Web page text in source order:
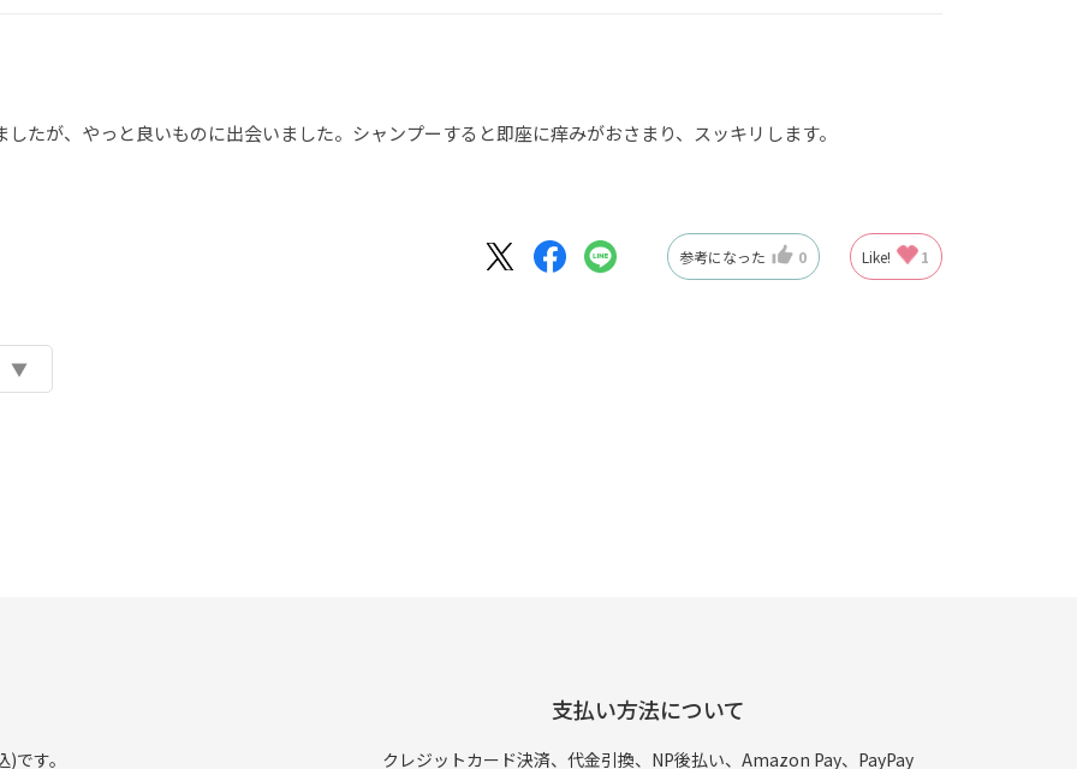
たが、やっと良いものに出会いました。シャンプーすると即座に痒みがおさまり、スッキリします。
参考になった 0 Like! 1
です。
支払い方法について
クレジットカード決済、代金引換、NP後払い、Amazon Pay、PayPay